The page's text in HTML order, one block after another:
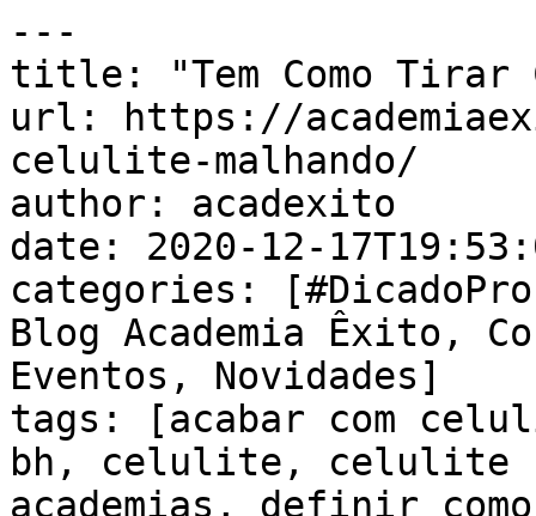
---
title: "Tem Como Tirar
url: https://
celulite-malhando/
author: acadexito
date: 2020-12-
categories:
Blog Academia Êxito,
Eventos, Novidades]
tags: [acabar com
bh, celulite, celulite
academias, definir